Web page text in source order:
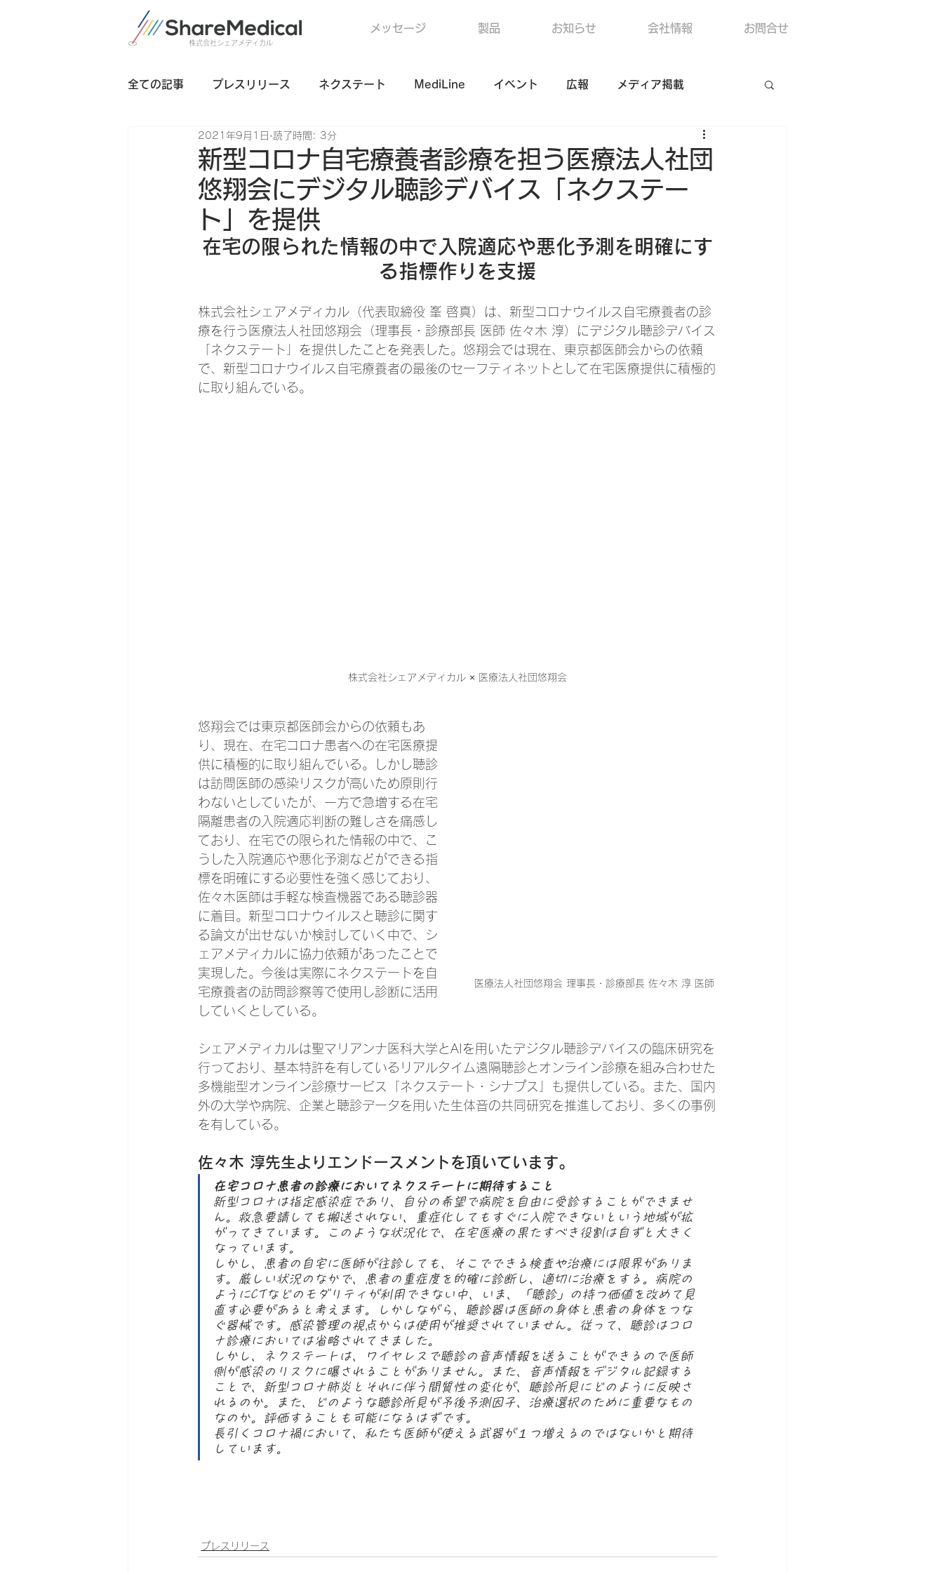
株式会社シェアメディカル
メッセージ 製品 お知らせ 会社情報 お問合せ
全ての記事 プレスリリース ネクステート MediLine イベント 広報 メディア掲載
メディキャプチャ
新型コロナ自宅療養者診療を担う医療法人社団
悠翔会にデジタル聴診デバイス「ネクステー
ト」を提供
2021年9月1日 読了時間: 3分
在宅の限られた情報の中で入院適応や悪化予測を明確にす
る指標作りを支援
株式会社シェアメディカル（代表取締役 峯 啓真）は、新型コロナウイルス自宅療養者の診
療を行う医療法人社団悠翔会（理事長・診療部長 医師 佐々木 淳）にデジタル聴診デバイス
「ネクステート」を提供したことを発表した。悠翔会では現在、東京都医師会からの依頼
で、新型コロナウイルス自宅療養者の最後のセーフティネットとして在宅医療提供に積極的
に取り組んでいる。
株式会社シェアメディカル × 医療法人社団悠翔会
医療法人社団悠翔会 理事長・診療部長 佐々木 淳 医師
悠翔会では東京都医師会からの依頼もあ
り、現在、在宅コロナ患者への在宅医療提
供に積極的に取り組んでいる。しかし聴診
は訪問医師の感染リスクが高いため原則行
わないとしていたが、一方で急増する在宅
隔離患者の入院適応判断の難しさを痛感し
ており、在宅での限られた情報の中で、こ
うした入院適応や悪化予測などができる指
標を明確にする必要性を強く感じており、
佐々木医師は手軽な検査機器である聴診器
に着目。新型コロナウイルスと聴診に関す
る論文が出せないか検討していく中で、シ
ェアメディカルに協力依頼があったことで
実現した。今後は実際にネクステートを自
宅療養者の訪問診察等で使用し診断に活用
していくとしている。
シェアメディカルは聖マリアンナ医科大学とAIを用いたデジタル聴診デバイスの臨床研究を
行っており、基本特許を有しているリアルタイム遠隔聴診とオンライン診療を組み合わせた
多機能型オンライン診療サービス「ネクステート・シナプス」も提供している。また、国内
外の大学や病院、企業と聴診データを用いた生体音の共同研究を推進しており、多くの事例
を有している。
佐々木 淳先生よりエンドースメントを頂いています。
在宅コロナ患者の診療においてネクステートに期待すること
新型コロナは指定感染症であり、自分の希望で病院を自由に受診することができませ
ん。救急要請しても搬送されない、重症化してもすぐに入院できないという地域が拡
がってきています。このような状況化で、在宅医療の果たすべき役割は自ずと大きく
なっています。
しかし、患者の自宅に医師が往診しても、そこでできる検査や治療には限界がありま
す。厳しい状況のなかで、患者の重症度を的確に診断し、適切に治療をする。病院の
ようにCTなどのモダリティが利用できない中、いま、「聴診」の持つ価値を改めて見
直す必要があると考えます。しかしながら、聴診器は医師の身体と患者の身体をつな
ぐ器械です。感染管理の視点からは使用が推奨されていません。従って、聴診はコロ
ナ診療においては省略されてきました。
しかし、ネクステートは、ワイヤレスで聴診の音声情報を送ることができるので医師
側が感染のリスクに曝されることがありません。また、音声情報をデジタル記録する
ことで、新型コロナ肺炎とそれに伴う間質性の変化が、聴診所見にどのように反映さ
れるのか。また、どのような聴診所見が予後予測因子、治療選択のために重要なもの
なのか。評価することも可能になるはずです。
長引くコロナ禍において、私たち医師が使える武器が１つ増えるのではないかと期待
しています。
プレスリリース